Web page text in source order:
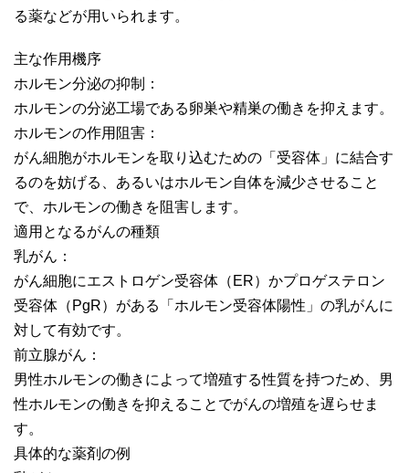
る薬などが用いられます。
主な作用機序
ホルモン分泌の抑制：
ホルモンの分泌工場である卵巣や精巣の働きを抑えます。
ホルモンの作用阻害：
がん細胞がホルモンを取り込むための「受容体」に結合す
るのを妨げる、あるいはホルモン自体を減少させること
で、ホルモンの働きを阻害します。
適用となるがんの種類
乳がん：
がん細胞にエストロゲン受容体（ER）かプロゲステロン
受容体（PgR）がある「ホルモン受容体陽性」の乳がんに
対して有効です。
前立腺がん：
男性ホルモンの働きによって増殖する性質を持つため、男
性ホルモンの働きを抑えることでがんの増殖を遅らせま
す。
具体的な薬剤の例